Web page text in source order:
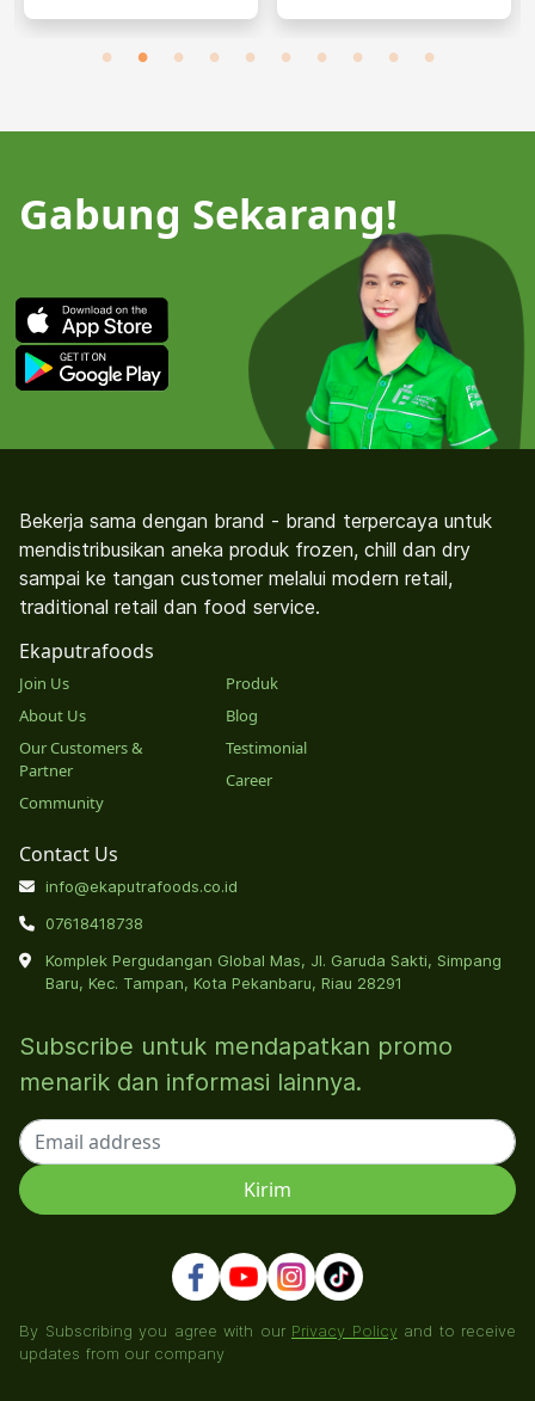
Gabung Sekarang!
Bekerja sama dengan brand - brand terpercaya untuk
mendistribusikan aneka produk frozen, chill dan dry
sampai ke tangan customer melalui modern retail,
traditional retail dan food service.
Ekaputrafoods
Join Us
About Us
Our Customers &
Partner
Community
Produk
Blog
Testimonial
Career
Contact Us
info@ekaputrafoods.co.id
07618418738
Komplek Pergudangan Global Mas, Jl. Garuda Sakti, Simpang
Baru, Kec. Tampan, Kota Pekanbaru, Riau 28291
Subscribe untuk mendapatkan promo
menarik dan informasi lainnya.
By Subscribing you agree with our Privacy Policyand to receive
updates from our company